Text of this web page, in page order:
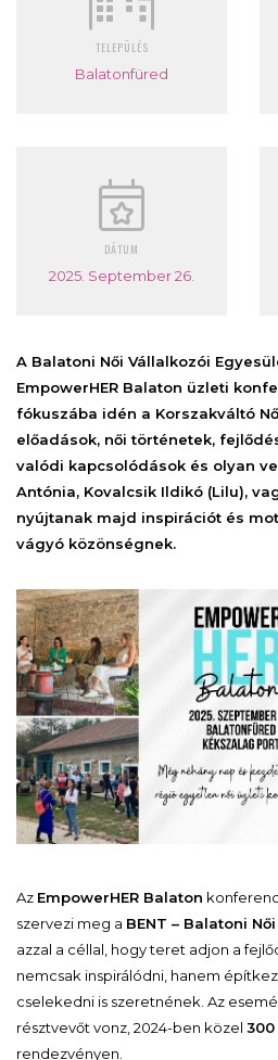
TELEPÜLÉS
Balatonfüred
DÁTUM
2025. September 26.
A Balatoni Női Vállalkozói
EmpowerHER Balaton üzleti
fókuszába idén a Korszakváltó
előadások, női történetek,
valódi kapcsolódások és olyan
Antónia, Kovalcsik Ildikó (Lilu),
nyújtanak majd inspirációt és
vágyó közönségnek.
Az EmpowerHER Balaton
szervezi meg a BENT – Balatoni
azzal a céllal, hogy teret adjon a
nemcsak inspirálódni, hanem
cselekedni is szeretnének. Az
résztvevőt vonz, 2024-ben közel
rendezvényen.